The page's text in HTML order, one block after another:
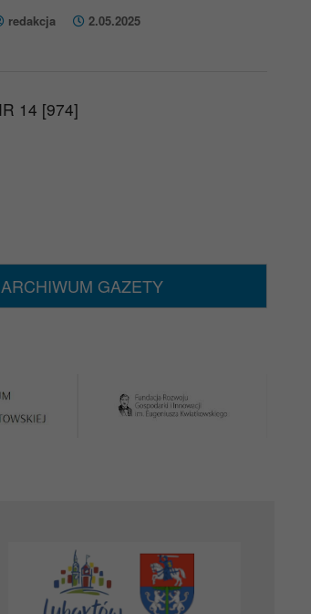
redakcja 2.05.2025
14 [974]
ARCHIWUM GAZETY